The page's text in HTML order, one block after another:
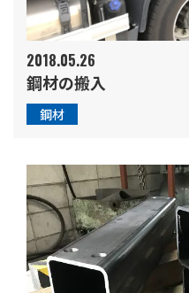
2018.05.26
鋼材の搬入
鋼材